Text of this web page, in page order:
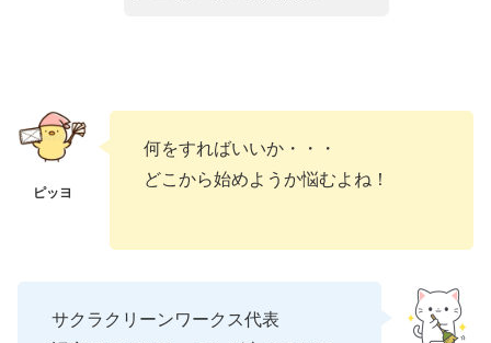
何をすればいいか・・・
どこから始めようか悩むよね！
サクラクリーンワークス代表